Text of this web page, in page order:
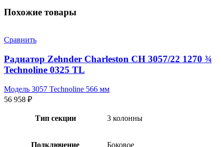
Похожие товары
Сравнить
Радиатор Zehnder Charleston CH 3057/22 1270 ¾
Technoline 0325 TL
Модель 3057 Technoline 566 мм
56 958 ₽
Тип секции 3 колонны
Подключение Боковое